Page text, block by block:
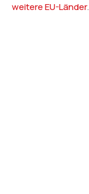
weitere EU-Länder.